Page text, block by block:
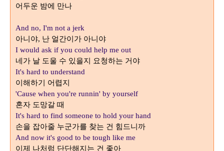
어두운 밤에 만나
And no, I'm not a jerk
아니야, 난 얼간이가 아니야
I would ask if you could help me out
네가 날 도울 수 있을지 요청하는 거야
It's hard to understand
이해하기 어렵지
'Cause when you're runnin' by yourself
혼자 도망갈 때
It's hard to find someone to hold your hand
손을 잡아줄 누군가를 찾는 건 힘드니까
And now it's good to be tough like me
이제 나처럼 단단해지는 건 좋아